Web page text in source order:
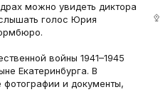
можно увидеть диктора
голос Юрия
войны 1941–1945
Екатеринбурга. В
и документы,